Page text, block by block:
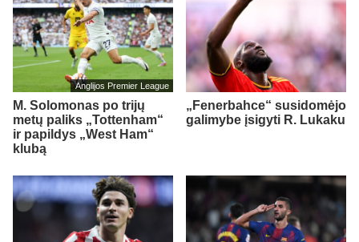
Anglijos Premier League
M. Solomonas po trijų
metų paliks „Tottenham“
ir papildys „West Ham“
klubą
„Fenerbahce“ susidomėjo
galimybe įsigyti R. Lukaku